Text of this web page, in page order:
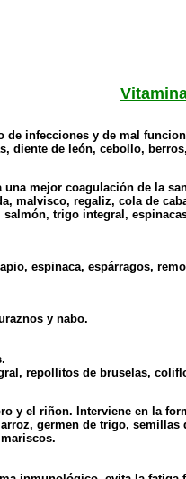
de infecciones y de mal
diente de león, cebollo,
una mejor coagulación de la
malvisco, regaliz, cola de
trigo integral,
espinaca, espárragos,
y nabo.
repollitos de bruselas,
y el riñon. Interviene en la
germen de trigo,